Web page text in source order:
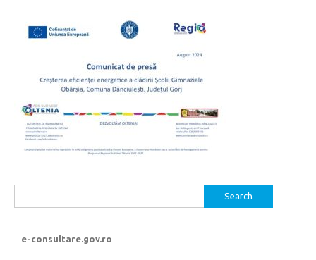
for:
e-consultare.gov.ro